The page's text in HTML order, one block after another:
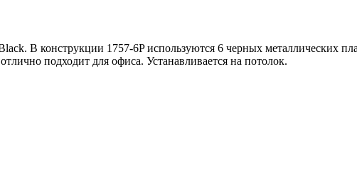
В конструкции 1757-6P используются 6 черных металлических
подходит для офиса. Устанавливается на потолок.